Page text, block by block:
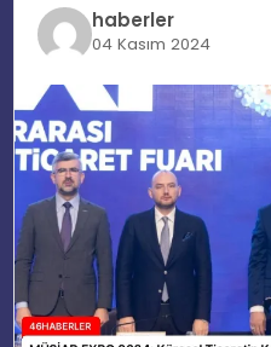
TEKNOLOJI
EĞITIM
MAGAZIN
SPOR
YAŞAM
haberler
04 Kasım 2024